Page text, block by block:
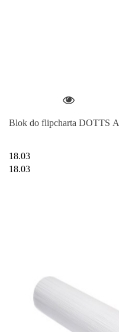
Blok do flipcharta DOTTS
18.03
18.03